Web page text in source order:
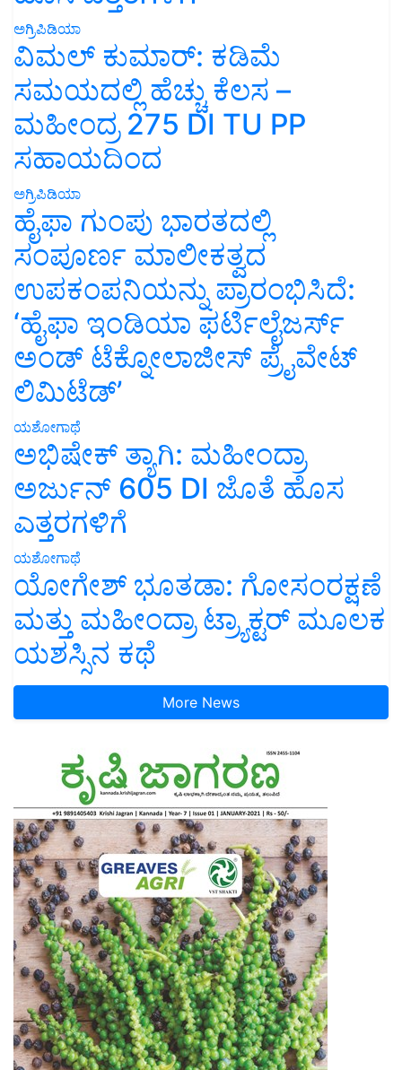
ಅಗ್ರಿಪಿಡಿಯಾ
ವಿಮಲ್ ಕುಮಾರ್: ಕಡಿಮೆ
ಸಮಯದಲ್ಲಿ ಹೆಚ್ಚು ಕೆಲಸ –
ಮಹೀಂದ್ರ 275 DI TU PP
ಸಹಾಯದಿಂದ
ಅಗ್ರಿಪಿಡಿಯಾ
ಹೈಫಾ ಗುಂಪು ಭಾರತದಲ್ಲಿ
ಸಂಪೂರ್ಣ ಮಾಲೀಕತ್ವದ
ಉಪಕಂಪನಿಯನ್ನು ಪ್ರಾರಂಭಿಸಿದೆ:
‘ಹೈಫಾ ಇಂಡಿಯಾ ಫರ್ಟಿಲೈಜರ್ಸ್
ಅಂಡ್ ಟೆಕ್ನೋಲಾಜೀಸ್ ಪ್ರೈವೇಟ್
ಲಿಮಿಟೆಡ್’
ಯಶೋಗಾಥೆ
ಅಭಿಷೇಕ್ ತ್ಯಾಗಿ: ಮಹೀಂದ್ರಾ
ಅರ್ಜುನ್ 605 DI ಜೊತೆ ಹೊಸ
ಎತ್ತರಗಳಿಗೆ
ಯಶೋಗಾಥೆ
ಯೋಗೇಶ್ ಭೂತಡಾ: ಗೋಸಂರಕ್ಷಣೆ
ಮತ್ತು ಮಹೀಂದ್ರಾ ಟ್ರ್ಯಾಕ್ಟರ್ ಮೂಲಕ
ಯಶಸ್ಸಿನ ಕಥೆ
More News